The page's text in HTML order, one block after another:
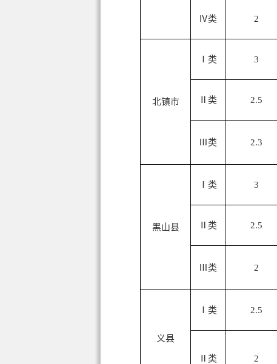
Ⅳ类 2
北镇市
Ⅰ类 3
Ⅱ类 2.5
Ⅲ类 2.3
黑山县
Ⅰ类 3
Ⅱ类 2.5
Ⅲ类 2
义县
Ⅰ类 2.5
Ⅱ类 2